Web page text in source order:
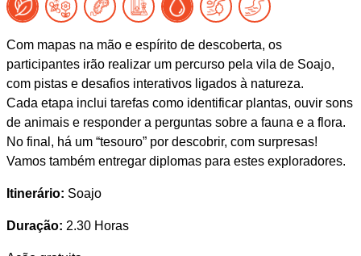
Com mapas na mão e espírito de descoberta, os
participantes irão realizar um percurso pela vila de Soajo,
com pistas e desafios interativos ligados à natureza.
Cada etapa inclui tarefas como identificar plantas, ouvir sons
de animais e responder a perguntas sobre a fauna e a flora.
No final, há um “tesouro” por descobrir, com surpresas!
Vamos também entregar diplomas para estes exploradores.
Itinerário: Soajo
Duração: 2.30 Horas